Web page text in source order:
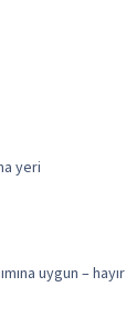
yeri
uygun – hayır